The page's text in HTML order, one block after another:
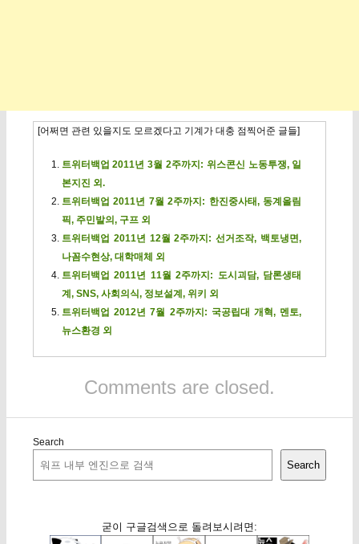
[어쩌면 관련 있을지도 모르겠다고 기계가 대충 점찍어준 글들]
트위터백업 2011년 3월 2주까지: 위스콘신 노동투쟁, 일
본지진 외.
트위터백업 2011년 7월 2주까지: 한진중사태, 동계올림
픽, 주민발의, 구프 외
트위터백업 2011년 12월 2주까지: 선거조작, 백토냉면,
나꼼수현상, 대학매체 외
트위터백업 2011년 11월 2주까지: 도시괴담, 담론생태
계, SNS, 사회의식, 정보설계, 위키 외
트위터백업 2012년 7월 2주까지: 국공립대 개혁, 멘토,
뉴스환경 외
Comments are closed.
Search
Search
굳이 구글검색으로 돌려보시려면: